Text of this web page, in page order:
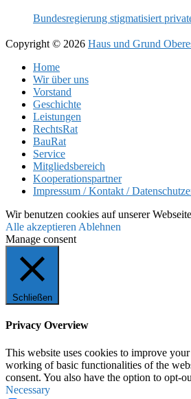
Bundesregierung stigmatisiert
Copyright © 2026 Haus und Grund
Home
Wir über uns
Vorstand
Geschichte
Leistungen
RechtsRat
BauRat
Service
Mitgliedsbereich
Kooperationspartner
Impressum / Kontakt /
Wir benutzen cookies auf unserer
Alle akzeptieren Ablehnen
Manage consent
Schließen
Privacy Overview
This website uses cookies to improve
working of basic functionalities of the
consent. You also have the option to opt-
Necessary